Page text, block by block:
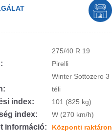
275/40 R 19
Pirelli
Winter Sottozero 3
téli
index: 101 (825 kg)
index: W (270 km/h)
információ: Központi raktáron